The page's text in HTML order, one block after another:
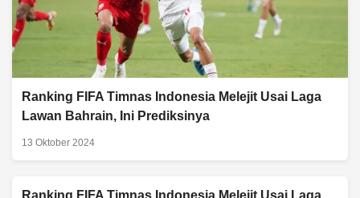
Ranking FIFA Timnas Indonesia Melejit Usai Laga
Lawan Bahrain, Ini Prediksinya
13 Oktober 2024
Ranking FIFA Timnas Indonesia Melejit Usai Laga